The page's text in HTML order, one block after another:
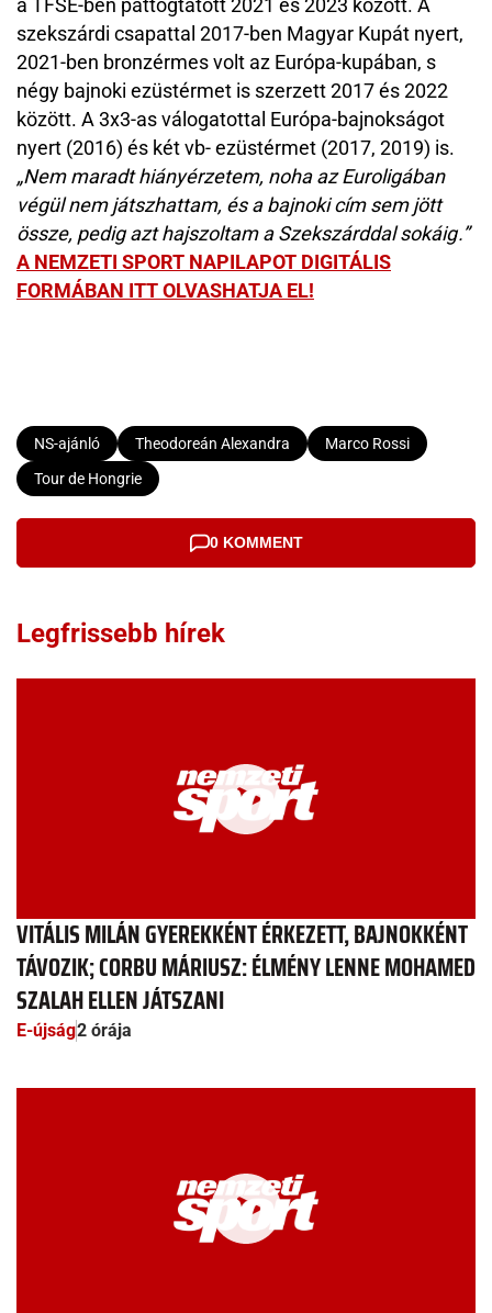
a TFSE-ben pattogtatott 2021 és 2023 között. A
szekszárdi csapattal 2017-ben Magyar Kupát nyert,
2021-ben bronzérmes volt az Európa-kupában, s
négy bajnoki ezüstérmet is szerzett 2017 és 2022
között. A 3x3-as válogatottal Európa-bajnokságot
nyert (2016) és két vb- ezüstérmet (2017, 2019) is.
„Nem maradt hiányérzetem, noha az Euroligában
végül nem játszhattam, és a bajnoki cím sem jött
össze, pedig azt hajszoltam a Szekszárddal sokáig .”
A NEMZETI SPORT NAPILAPOT DIGITÁLIS
FORMÁBAN ITT OLVASHATJA EL!
NS-ajánló Theodoreán Alexandra
Marco Rossi
Tour de Hongrie
0 KOMMENT
Legfrissebb hírek
VITÁLIS MILÁN GYEREKKÉNT ÉRKEZETT, BAJNOKKÉNT
TÁVOZIK; CORBU MÁRIUSZ: ÉLMÉNY LENNE MOHAMED
SZALAH ELLEN JÁTSZANI
E-újság2 órája